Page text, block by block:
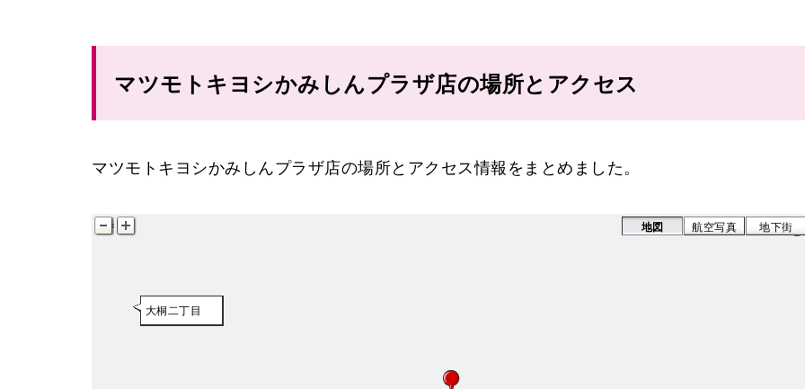
マツモトキヨシかみしんプラザ店の場所とアクセス
マツモトキヨシかみしんプラザ店の場所とアクセス情報をまとめました。
大桐二丁目
地図 航空写真 地下街